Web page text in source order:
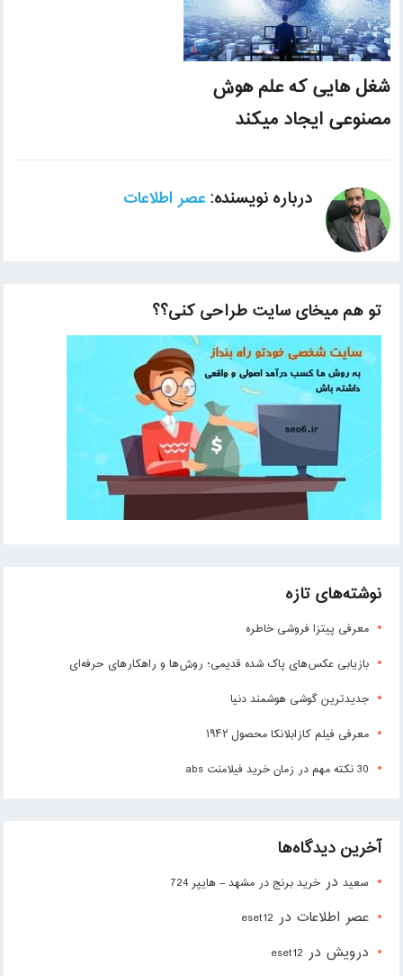
شغل هایی که علم هوش
مصنوعی ایجاد میکند
درباره نویسنده:عصر اطلاعات
تو هم میخای سایت طراحی کنی؟؟
نوشته‌های تازه
معرفی پیتزا فروشی خاطره
بازیابی عکس‌های پاک شده قدیمی؛ روش‌ها و راهکارهای حرفه‌ای
جدیدترین گوشی هوشمند دنیا
معرفی فیلم کازابلانکا محصول ۱۹۴۲
30 نکته مهم در زمان خرید فیلامنت abs
آخرین دیدگاه‌ها
سعید درخرید برنج در مشهد – هایپر 724
عصر اطلاعات در eset12
درویش در eset12